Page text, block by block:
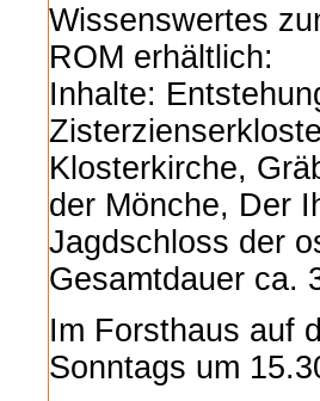
Wissenswertes
ROM erhältlich:
Inhalte:
Klosterkirche,
der Mönche, Der
Jagdschloss der
Gesamtdauer ca.
Im Forsthaus auf
Sonntags um